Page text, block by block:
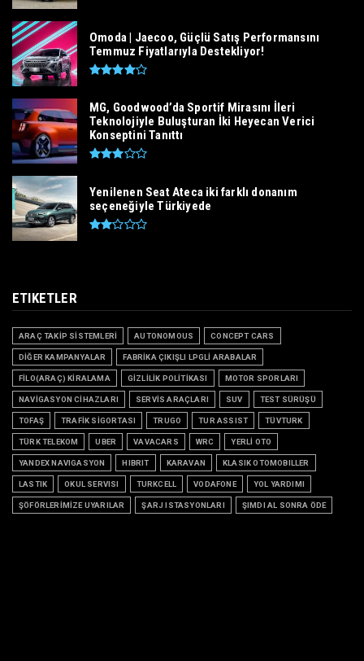
Omoda | Jaecoo, Güçlü Satış Performansını
Temmuz Fiyatlarıyla Destekliyor!
MG, Goodwood’da Sportif Mirasını İleri
Teknolojiyle Buluşturan İki Heyecan Verici
Konseptini Tanıttı
Yenilenen Seat Ateca iki farklı donanım
seçeneğiyle Türkiyede
ETIKETLER
ARAÇ TAKİP SİSTEMLERİ AUTONOMOUS CONCEPT CARS
DİĞER KAMPANYALAR FABRİKA ÇIKIŞLI LPGLİ ARABALAR
FİLO(ARAÇ) KİRALAMA GİZLİLİK POLİTİKASI MOTOR SPORLARI
NAVİGASYON CİHAZLARI SERVİS ARAÇLARI SUV TEST SÜRÜŞÜ
TOFAŞ TRAFİK SİGORTASI TRUGO TUR ASSIST TÜVTURK
TÜRK TELEKOM UBER VAVACARS WRC YERLİ OTO
YANDEX NAVIGASYON HIBRIT KARAVAN KLASIK OTOMOBILLER
LASTIK OKUL SERVISI TURKCELL VODAFONE YOL YARDIMI
ŞÖFÖRLERİMİZE UYARILAR ŞARJ ISTASYONLARI ŞIMDI AL SONRA ÖDE